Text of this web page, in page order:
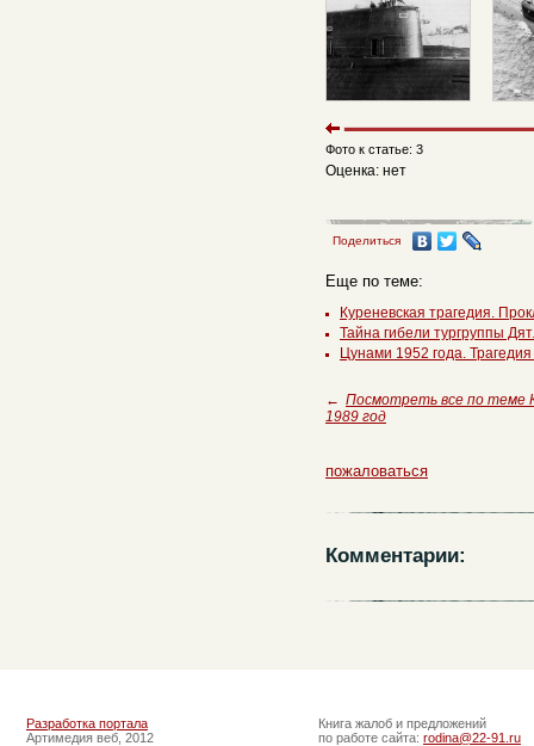
Фото к статье: 3
Оценка: нет
Поделиться
Еще по теме:
Куреневская трагедия.
Тайна гибели тургруппы
Цунами 1952 года.
← Посмотреть все по
1989 год
пожаловаться
Комментарии:
Разработка портала
Артимедия веб, 2012
Книга жалоб и предложений
по работе сайта: rodina@22-91.ru